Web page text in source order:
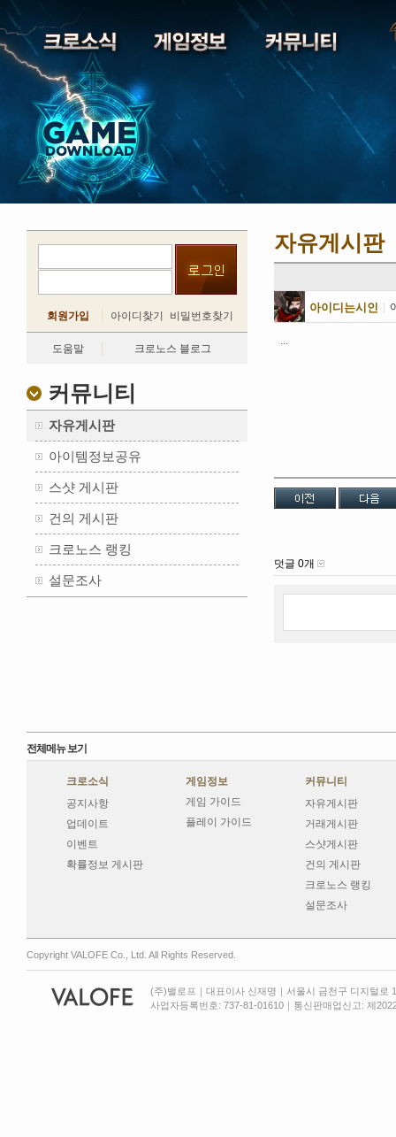
회원가입 아이디찾기 비밀번호찾기
도움말 크로노스 블로그
커뮤니티
자유게시판
아이템정보공유
스샷 게시판
건의 게시판
크로노스 랭킹
설문조사
자유게시판
아이디는시인
...
덧글 0개
전체메뉴 보기
크로소식
공지사항
업데이트
이벤트
확률정보 게시판
게임정보
게임 가이드
플레이 가이드
커뮤니티
자유게시판
거래게시판
스샷게시판
건의 게시판
크로노스 랭킹
설문조사
Copyright VALOFE Co., Ltd. All Rights Reserved.
(주)밸로프｜대표이사 신재명｜서울시 금천구 디지털로
사업자등록번호: 737-81-01610｜통신판매업신고: 제